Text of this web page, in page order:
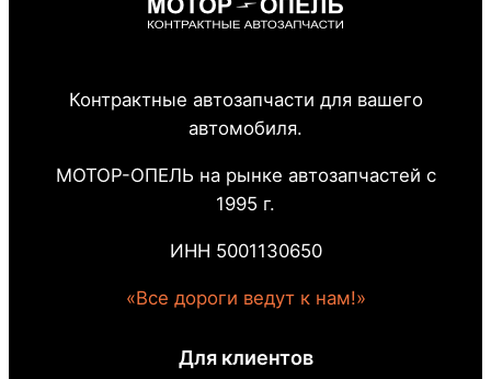
Контрактные автозапчасти для вашего
автомобиля.
МОТОР-ОПЕЛЬ на рынке автозапчастей с
1995 г.
ИНН 5001130650
«Все дороги ведут к нам!»
Для клиентов